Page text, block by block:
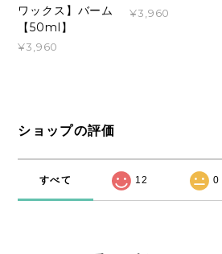
ワックス】バーム
【50ml】
¥3,960
¥3,960
ショップの評価
すべて 12 0